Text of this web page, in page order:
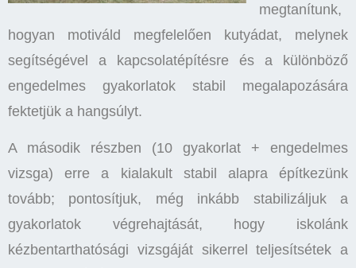
megtanítunk,
hogyan motiváld megfelelően kutyádat, melynek
segítségével a kapcsolatépítésre és a különböző
engedelmes gyakorlatok stabil megalapozására
fektetjük a hangsúlyt.
A második részben (10 gyakorlat + engedelmes
vizsga) erre a kialakult stabil alapra építkezünk
tovább; pontosítjuk, még inkább stabilizáljuk a
gyakorlatok végrehajtását, hogy iskolánk
kézbentarthatósági vizsgáját sikerrel teljesítsétek a